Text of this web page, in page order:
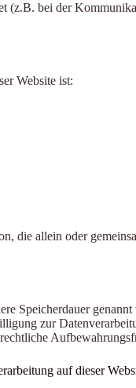
(z.B. bei der
Website ist:
die allein oder
Speicherdauer
zur
auf dieser